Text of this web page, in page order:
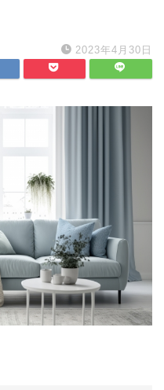
2023年4月30日